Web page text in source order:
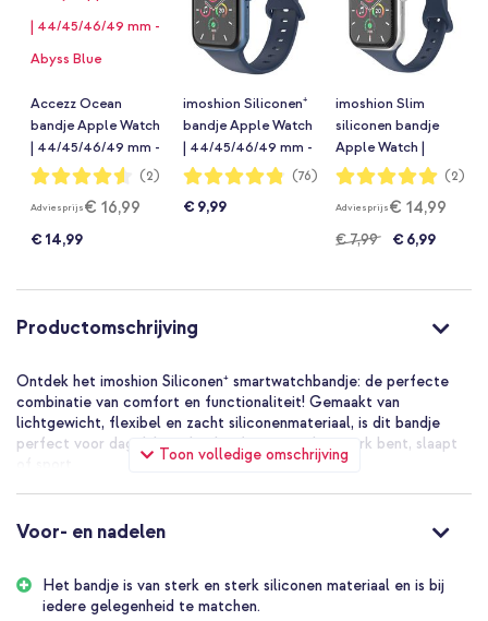
Accezz Ocean
bandje Apple Watch
| 44/45/46/49 mm -
Abyss Blue
Waardering:
90%
(2)
Adviesprijs€ 16,99
€ 14,99
imoshion Siliconen⁺
bandje Apple Watch
| 44/45/46/49 mm -
Maat M/L - Midnight
Waardering:
96%
(76)
€ 9,99
imoshion Slim
siliconen bandje
Apple Watch |
44/45/46/49 mm -
Waardering:
100%
(2)
Adviesprijs€ 14,99
€ 7,99 € 6,99
Productomschrijving
Toon volledige omschrijving
Ontdek het imoshion Siliconen⁺ smartwatchbandje: de perfecte
combinatie van comfort en functionaliteit! Gemaakt van
lichtgewicht, flexibel en zacht siliconenmateriaal, is dit bandje
perfect voor dagelijks gebruik, of je nu aan het werk bent, slaapt
Het bandje heeft een unieke dubbele loop met pinsluiting
door roestvrijstalen pin voor de gewenste polsomtrek en haalt het
uiteinde door de tweede loop. Zit als gegoten!
Voor- en nadelen
Het bandje is van sterk en sterk siliconen materiaal en is bij
iedere gelegenheid te matchen.